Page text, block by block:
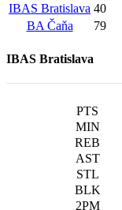
IBAS Bratislava 40
BA Čaňa
79
IBAS Bratislava